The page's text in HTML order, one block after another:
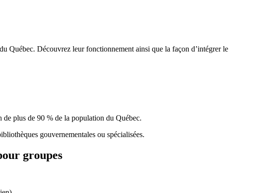
Québec. Découvrez leur fonctionnement ainsi que la façon d’intégrer le
de plus de 90 % de la population du Québec.
gouvernementales ou spécialisées.
groupes